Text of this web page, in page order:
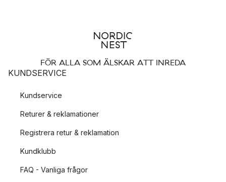
FÖR ALLA SOM ÄLSKAR ATT INREDA
KUNDSERVICE
Kundservice
Returer & reklamationer
Registrera retur & reklamation
Kundklubb
FAQ - Vanliga frågor